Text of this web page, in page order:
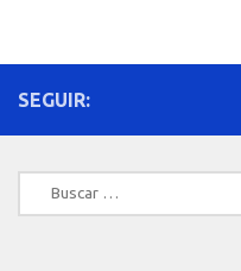
SEGUIR:
Buscar: